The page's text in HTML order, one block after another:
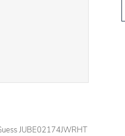
JUBE02174JWRHT